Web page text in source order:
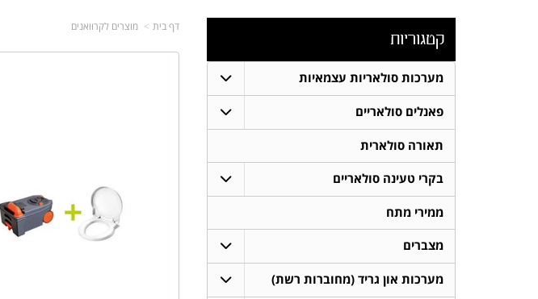
דף בית מוצרים לקרוואנים
קטגוריות
מערכות סולאריות עצמאיות
פאנלים סולאריים
תאורה סולארית
בקרי טעינה סולאריים
ממירי מתח
מצברים
מערכות און גריד (מחוברות רשת)